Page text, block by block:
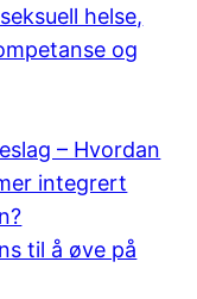
helse,
og
– Hvordan
integrert
til å øve på